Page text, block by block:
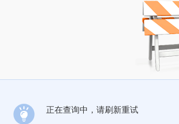
正在查询中，请刷新重试